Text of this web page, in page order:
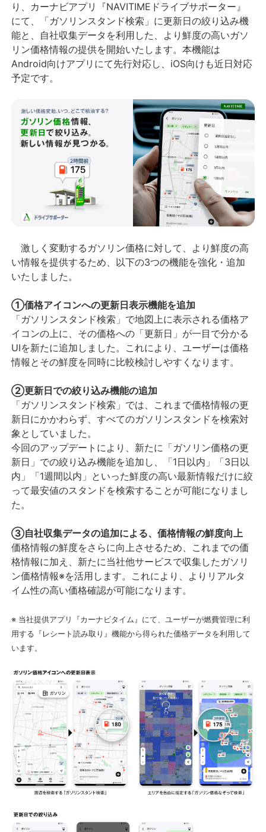
り、カーナビアプリ『NAVITIMEドライブサポーター』
にて、「ガソリンスタンド検索」に更新日の絞り込み機
能と、自社収集データを利用した、より鮮度の高いガソ
リン価格情報の提供を開始いたします。本機能は
Android向けアプリにて先行対応し、iOS向けも近日対応
予定です。
激しく変動するガソリン価格に対して、より鮮度の高
い情報を提供するため、以下の3つの機能を強化・追加
いたしました。
①価格アイコンへの更新日表示機能を追加
「ガソリンスタンド検索」で地図上に表示される価格ア
イコンの上に、その価格への「更新日」が一目で分かる
UIを新たに追加しました。これにより、ユーザーは価格
情報とその鮮度を同時に比較検討しやすくなります。
②更新日での絞り込み機能の追加
「ガソリンスタンド検索」では、これまで価格情報の更
新日にかかわらず、すべてのガソリンスタンドを検索対
象としていました。
今回のアップデートにより、新たに「ガソリン価格の更
新日」での絞り込み機能を追加し、「1日以内」「3日以
内」「1週間以内」といった鮮度の高い最新情報だけに絞
って最安値のスタンドを検索することが可能になりまし
た。
③自社収集データの追加による、価格情報の鮮度向上
価格情報の鮮度をさらに向上させるため、これまでの価
格情報に加え、新たに当社他サービスで収集したガソリ
ン価格情報※を活用します。これにより、よりリアルタ
イム性の高い価格確認が可能になります。
※ 当社提供アプリ『カーナビタイム』にて、ユーザーが燃費管理に利
用する『レシート読み取り』機能から得られた価格データを利用して
います。